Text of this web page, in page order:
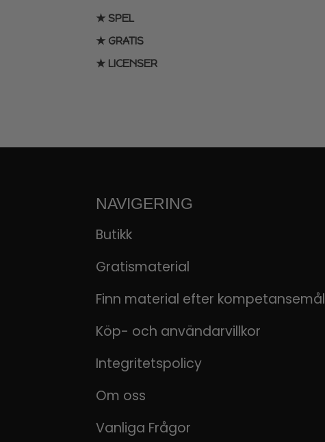
★ SPEL
★ GRATIS
★ LICENSER
NAVIGERING
Butikk
Gratismaterial
Finn material efter kompetansemål
Köp- och användarvillkor
Integritetspolicy
Om oss
Vanliga Frågor